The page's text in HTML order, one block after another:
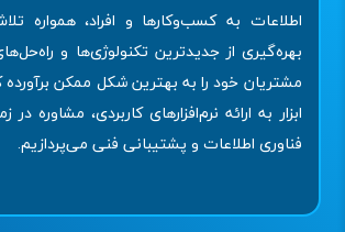
اطلاعات به کسب‌وکارها و افراد، همواره
بهره‌گیری از جدیدترین تکنولوژی‌ها و
مشتریان خود را به بهترین شکل ممکن
ابزار به ارائه نرم‌افزارهای کاربردی، مشاوره
فناوری اطلاعات و پشتیبانی فنی می‌پردازیم.